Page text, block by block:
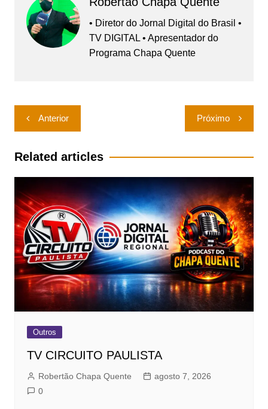
• Diretor do Jornal Digital do Brasil •
TV DIGITAL • Apresentador do
Programa Chapa Quente
Navegação
de
Post
Anterior Próximo
Related articles
Outros
TV CIRCUITO PAULISTA
Robertão Chapa Quente
agosto 7, 2026
0